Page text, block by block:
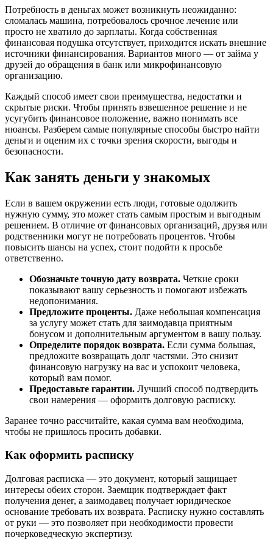
Потребность в деньгах может возникнуть неожиданно:
сломалась машина, потребовалось срочное лечение или
просто не хватило до зарплаты. Когда собственная
финансовая подушка отсутствует, приходится искать внешние
источники финансирования. Вариантов много — от займа у
друзей до обращения в банк или микрофинансовую
организацию.
Каждый способ имеет свои преимущества, недостатки и
скрытые риски. Чтобы принять взвешенное решение и не
усугубить финансовое положение, важно понимать все
нюансы. Разберем самые популярные способы быстро найти
деньги и оценим их с точки зрения скорости, выгоды и
безопасности.
Как занять деньги у знакомых
Если в вашем окружении есть люди, готовые одолжить
нужную сумму, это может стать самым простым и выгодным
решением. В отличие от финансовых организаций, друзья или
родственники могут не потребовать процентов. Чтобы
повысить шансы на успех, стоит подойти к просьбе
ответственно.
Обозначьте точную дату возврата. Четкие сроки
показывают вашу серьезность и помогают избежать
недопонимания.
Предложите проценты. Даже небольшая компенсация
за услугу может стать для заимодавца приятным
бонусом и дополнительным аргументом в вашу пользу.
Определите порядок возврата. Если сумма большая,
предложите возвращать долг частями. Это снизит
финансовую нагрузку на вас и успокоит человека,
который вам помог.
Предоставьте гарантии. Лучший способ подтвердить
свои намерения — оформить долговую расписку.
Заранее точно рассчитайте, какая сумма вам необходима,
чтобы не пришлось просить добавки.
Как оформить расписку
Долговая расписка — это документ, который защищает
интересы обеих сторон. Заемщик подтверждает факт
получения денег, а заимодавец получает юридическое
основание требовать их возврата. Расписку нужно составлять
от руки — это позволяет при необходимости провести
почерковедческую экспертизу.